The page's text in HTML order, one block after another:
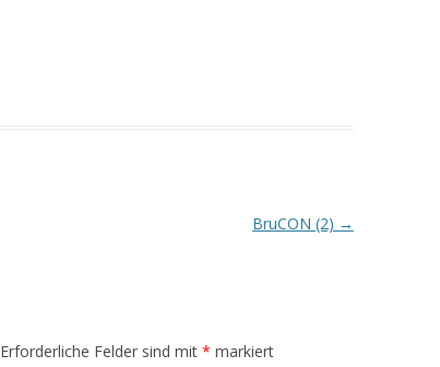
BruCON (2) →
Erforderliche Felder sind mit * markiert